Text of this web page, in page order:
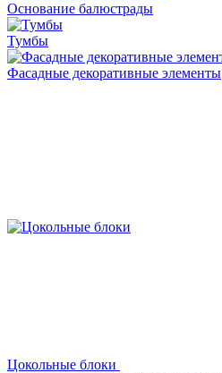
Основание балюстрады
Тумбы
Фасадные декоративные элементы
Цокольные блоки